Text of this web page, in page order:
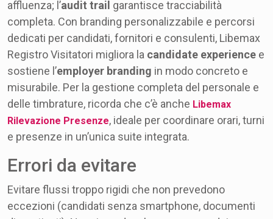
affluenza; l’audit trail garantisce tracciabilità
completa. Con branding personalizzabile e percorsi
dedicati per candidati, fornitori e consulenti, Libemax
Registro Visitatori migliora la candidate experience e
sostiene l’employer branding in modo concreto e
misurabile. Per la gestione completa del personale e
delle timbrature, ricorda che c’è anche Libemax
Rilevazione Presenze, ideale per coordinare orari, turni
e presenze in un’unica suite integrata.
Errori da evitare
Evitare flussi troppo rigidi che non prevedono
eccezioni (candidati senza smartphone, documenti